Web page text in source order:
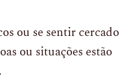
ou se sentir cercado
ou situações estão